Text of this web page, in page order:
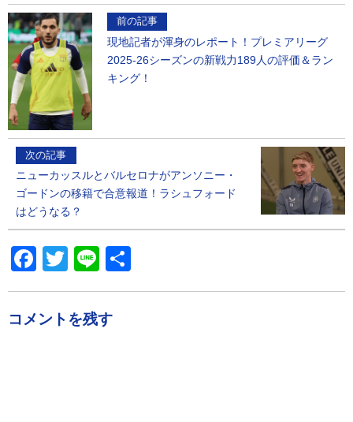
前の記事
現地記者が渾身のレポート！プレミアリーグ
2025-26シーズンの新戦力189人の評価＆ラン
キング！
次の記事
ニューカッスルとバルセロナがアンソニー・
ゴードンの移籍で合意報道！ラシュフォード
はどうなる？
Facebook
Twitter
Line
有
コメントを残す